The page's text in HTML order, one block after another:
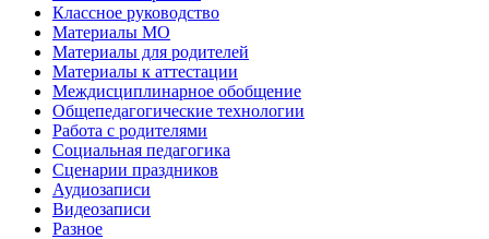
Классное руководство
Материалы МО
Материалы для родителей
Материалы к аттестации
Междисциплинарное обобщение
Общепедагогические технологии
Работа с родителями
Социальная педагогика
Сценарии праздников
Аудиозаписи
Видеозаписи
Разное